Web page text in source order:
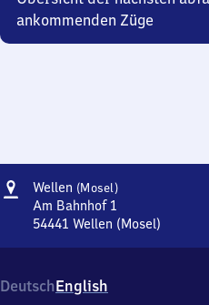
ankommenden Züge
Adresse
Wellen (Mosel)Wellen
Am Bahnhof 1
54441 Wellen (Mosel)
Am
Bahnhof
DeutschEnglish